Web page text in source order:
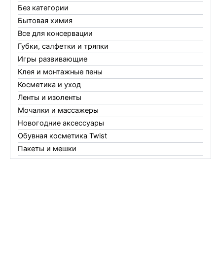
Без категории
Бытовая химия
Все для консервации
Губки, салфетки и тряпки
Игры развивающие
Клея и монтажные пены
Косметика и уход
Ленты и изоленты
Мочалки и массажеры
Новогодние аксессуары
Обувная косметика Twist
Пакеты и мешки
Перчатки